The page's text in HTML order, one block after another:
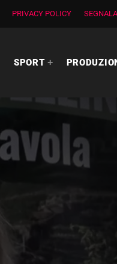
PRIVACY POLICY
SPORT